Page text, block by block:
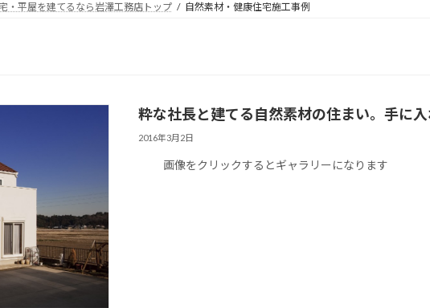
・平屋を建てるなら岩澤工務店トップ 自然素材・健康住宅施工事例
粋な社長と建てる自然素材の住まい。手に
2016年3月2日
画像をクリックするとギャラリーになります